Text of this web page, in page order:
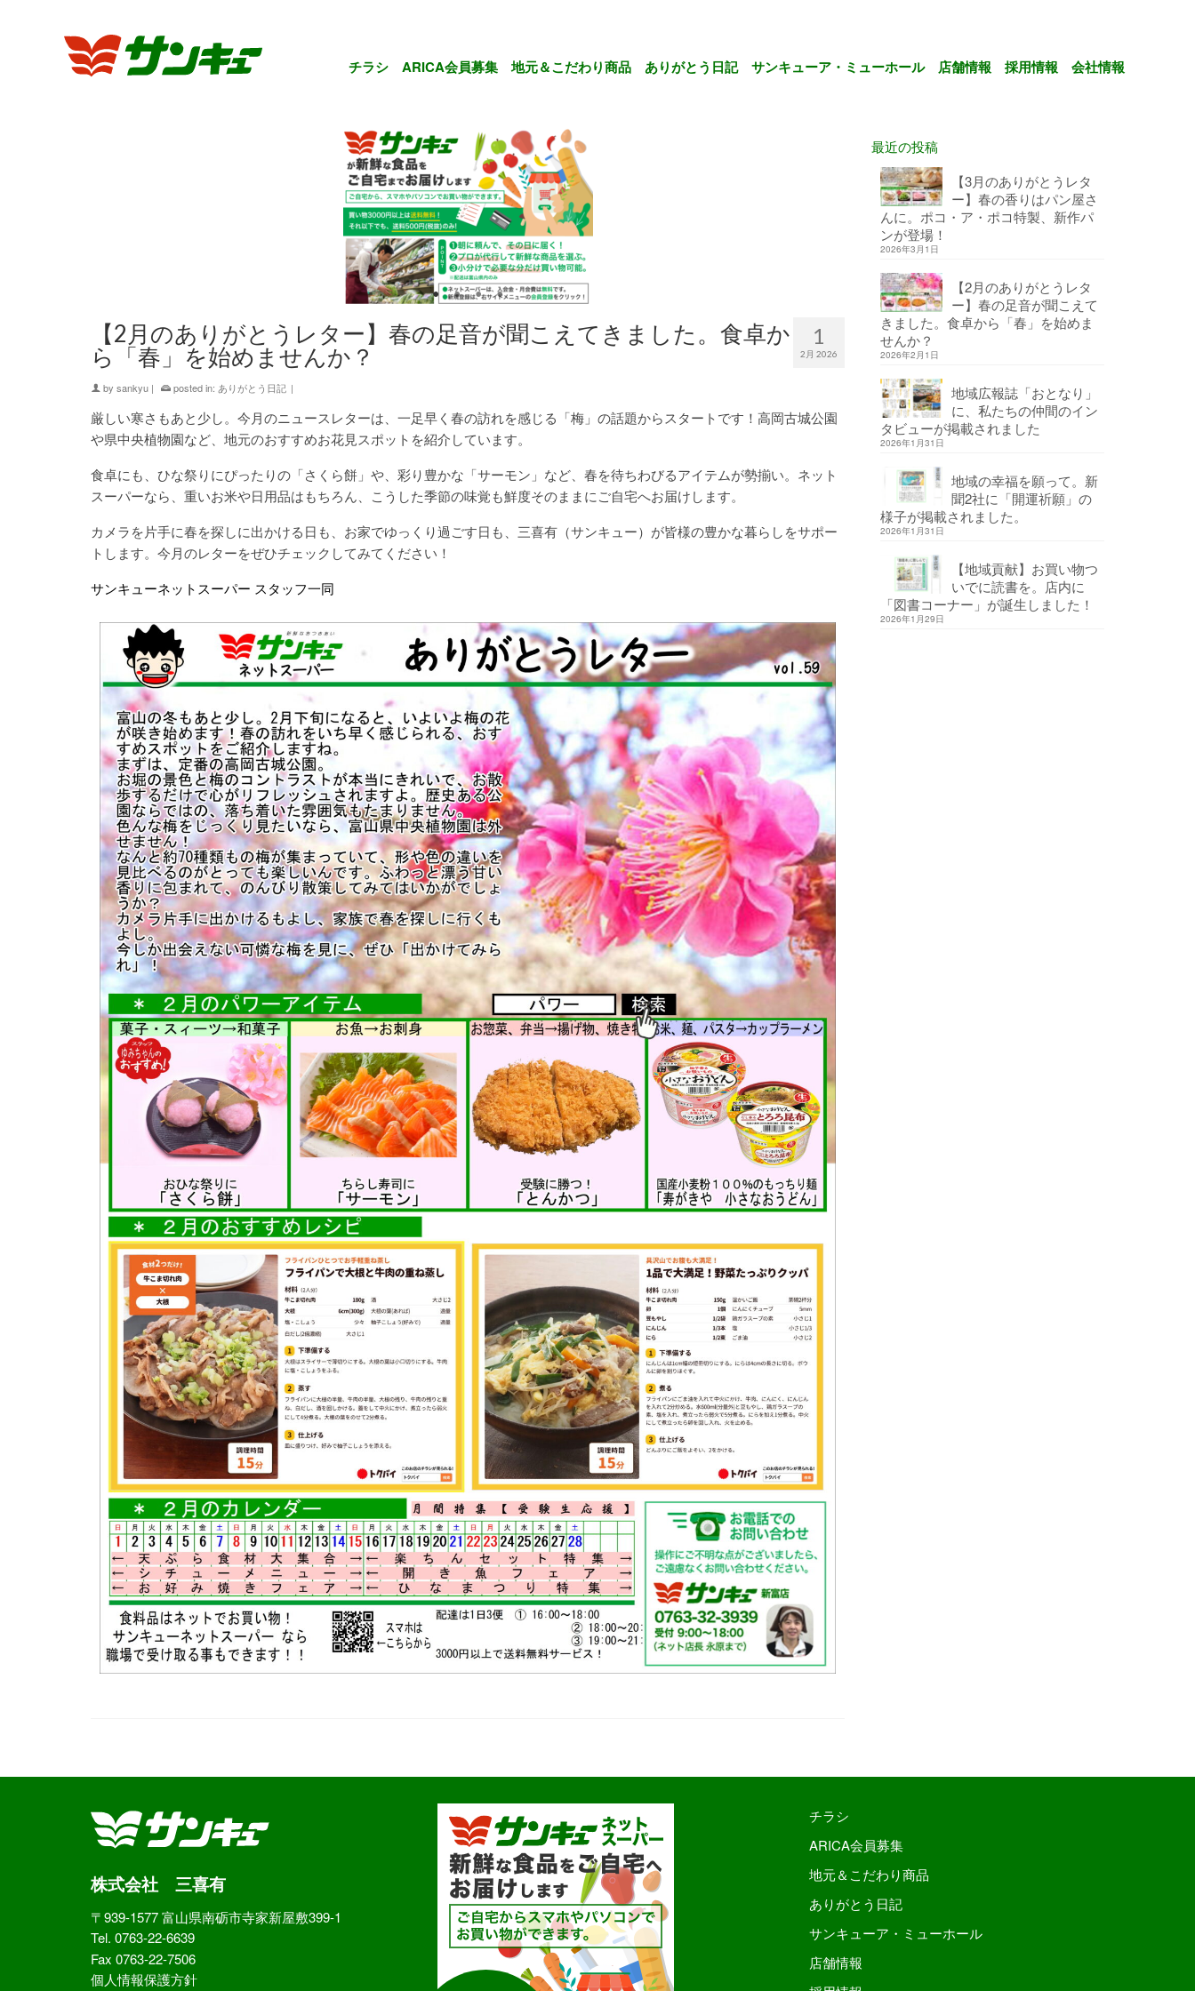
チラシ ARICA会員募集 地元＆こだわり商品 ありがとう日記 サンキューア・ミューホール 店舗情報 採用情報 会社情報
1
2月 2026
【2月のありがとうレター】春の足音が聞こえてきました。食卓か
ら「春」を始めませんか？
by sankyu | posted in: ありがとう日記 |
厳しい寒さもあと少し。今月のニュースレターは、一足早く春の訪れを感じる「梅」の話題からスタートです！高岡古城公園
や県中央植物園など、地元のおすすめお花見スポットを紹介しています。
食卓にも、ひな祭りにぴったりの「さくら餅」や、彩り豊かな「サーモン」など、春を待ちわびるアイテムが勢揃い。ネット
スーパーなら、重いお米や日用品はもちろん、こうした季節の味覚も鮮度そのままにご自宅へお届けします。
カメラを片手に春を探しに出かける日も、お家でゆっくり過ごす日も、三喜有（サンキュー）が皆様の豊かな暮らしをサポー
トします。今月のレターをぜひチェックしてみてください！
サンキューネットスーパー スタッフ一同
最近の投稿
【3月のありがとうレタ
ー】春の香りはパン屋さ
んに。ポコ・ア・ポコ特製、新作パ
ンが登場！
2026年3月1日
【2月のありがとうレタ
ー】春の足音が聞こえて
きました。食卓から「春」を始めま
せんか？
2026年2月1日
地域広報誌「おとなり」
に、私たちの仲間のイン
タビューが掲載されました
2026年1月31日
地域の幸福を願って。新
聞2社に「開運祈願」の
様子が掲載されました。
2026年1月31日
【地域貢献】お買い物つ
いでに読書を。店内に
「図書コーナー」が誕生しました！
2026年1月29日
株式会社 三喜有
〒939-1577 富山県南砺市寺家新屋敷399-1
Tel. 0763-22-6639
Fax 0763-22-7506
個人情報保護方針
チラシ
ARICA会員募集
地元＆こだわり商品
ありがとう日記
サンキューア・ミューホール
店舗情報